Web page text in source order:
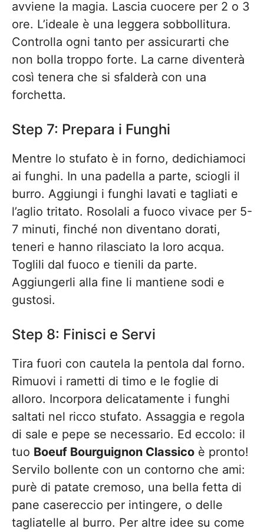
avviene la magia. Lascia cuocere per 2 o 3
ore. L’ideale è una leggera sobbollitura.
Controlla ogni tanto per assicurarti che
non bolla troppo forte. La carne diventerà
così tenera che si sfalderà con una
forchetta.
Step 7: Prepara i Funghi
Mentre lo stufato è in forno, dedichiamoci
ai funghi. In una padella a parte, sciogli il
burro. Aggiungi i funghi lavati e tagliati e
l’aglio tritato. Rosolali a fuoco vivace per 5-
7 minuti, finché non diventano dorati,
teneri e hanno rilasciato la loro acqua.
Toglili dal fuoco e tienili da parte.
Aggiungerli alla fine li mantiene sodi e
gustosi.
Step 8: Finisci e Servi
Tira fuori con cautela la pentola dal forno.
Rimuovi i rametti di timo e le foglie di
alloro. Incorpora delicatamente i funghi
saltati nel ricco stufato. Assaggia e regola
di sale e pepe se necessario. Ed eccolo: il
tuo Boeuf Bourguignon Classico è pronto!
Servilo bollente con un contorno che ami:
purè di patate cremoso, una bella fetta di
pane casereccio per intingere, o delle
tagliatelle al burro. Per altre idee su come